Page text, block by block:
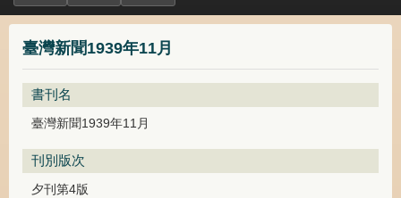
臺灣新聞1939年11月
書刊名
臺灣新聞1939年11月
刊別版次
夕刊第4版